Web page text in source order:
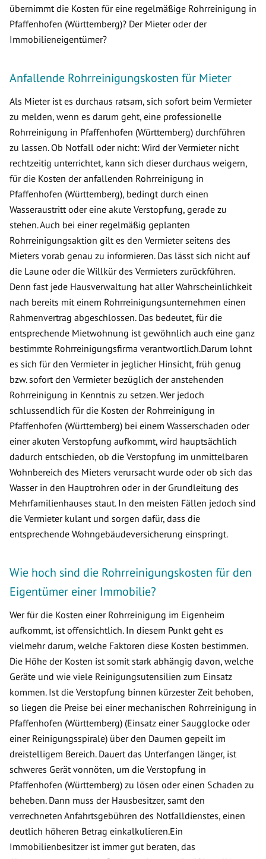
übernimmt die Kosten für eine regelmäßige Rohrreinigung in
Pfaffenhofen (Württemberg)? Der Mieter oder der
Immobilieneigentümer?
Anfallende Rohrreinigungskosten für Mieter
Als Mieter ist es durchaus ratsam, sich sofort beim Vermieter
zu melden, wenn es darum geht, eine professionelle
Rohrreinigung in Pfaffenhofen (Württemberg) durchführen
zu lassen. Ob Notfall oder nicht: Wird der Vermieter nicht
rechtzeitig unterrichtet, kann sich dieser durchaus weigern,
für die Kosten der anfallenden Rohrreinigung in
Pfaffenhofen (Württemberg), bedingt durch einen
Wasseraustritt oder eine akute Verstopfung, gerade zu
stehen. Auch bei einer regelmäßig geplanten
Rohrreinigungsaktion gilt es den Vermieter seitens des
Mieters vorab genau zu informieren. Das lässt sich nicht auf
die Laune oder die Willkür des Vermieters zurückführen.
Denn fast jede Hausverwaltung hat aller Wahrscheinlichkeit
nach bereits mit einem Rohrreinigungsunternehmen einen
Rahmenvertrag abgeschlossen. Das bedeutet, für die
entsprechende Mietwohnung ist gewöhnlich auch eine ganz
bestimmte Rohrreinigungsfirma verantwortlich.Darum lohnt
es sich für den Vermieter in jeglicher Hinsicht, früh genug
bzw. sofort den Vermieter bezüglich der anstehenden
Rohrreinigung in Kenntnis zu setzen. Wer jedoch
schlussendlich für die Kosten der Rohrreinigung in
Pfaffenhofen (Württemberg) bei einem Wasserschaden oder
einer akuten Verstopfung aufkommt, wird hauptsächlich
dadurch entschieden, ob die Verstopfung im unmittelbaren
Wohnbereich des Mieters verursacht wurde oder ob sich das
Wasser in den Hauptrohren oder in der Grundleitung des
Mehrfamilienhauses staut. In den meisten Fällen jedoch sind
die Vermieter kulant und sorgen dafür, dass die
entsprechende Wohngebäudeversicherung einspringt.
Wie hoch sind die Rohrreinigungskosten für den
Eigentümer einer Immobilie?
Wer für die Kosten einer Rohrreinigung im Eigenheim
aufkommt, ist offensichtlich. In diesem Punkt geht es
vielmehr darum, welche Faktoren diese Kosten bestimmen.
Die Höhe der Kosten ist somit stark abhängig davon, welche
Geräte und wie viele Reinigungsutensilien zum Einsatz
kommen. Ist die Verstopfung binnen kürzester Zeit behoben,
so liegen die Preise bei einer mechanischen Rohrreinigung in
Pfaffenhofen (Württemberg) (Einsatz einer Saugglocke oder
einer Reinigungsspirale) über den Daumen gepeilt im
dreistelligem Bereich. Dauert das Unterfangen länger, ist
schweres Gerät vonnöten, um die Verstopfung in
Pfaffenhofen (Württemberg) zu lösen oder einen Schaden zu
beheben. Dann muss der Hausbesitzer, samt den
verrechneten Anfahrtsgebühren des Notfalldienstes, einen
deutlich höheren Betrag einkalkulieren.Ein
Immobilienbesitzer ist immer gut beraten, das